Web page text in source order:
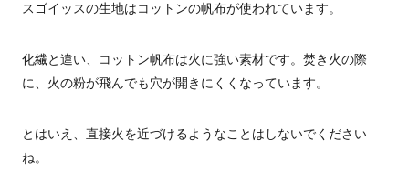
スゴイッスの生地はコットンの帆布が使われています。
化繊と違い、コットン帆布は火に強い素材です。焚き火の際
に、火の粉が飛んでも穴が開きにくくなっています。
とはいえ、直接火を近づけるようなことはしないでください
ね。